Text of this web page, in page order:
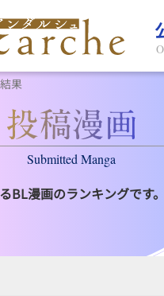
果
Submitted Manga
BL漫画のランキングです。